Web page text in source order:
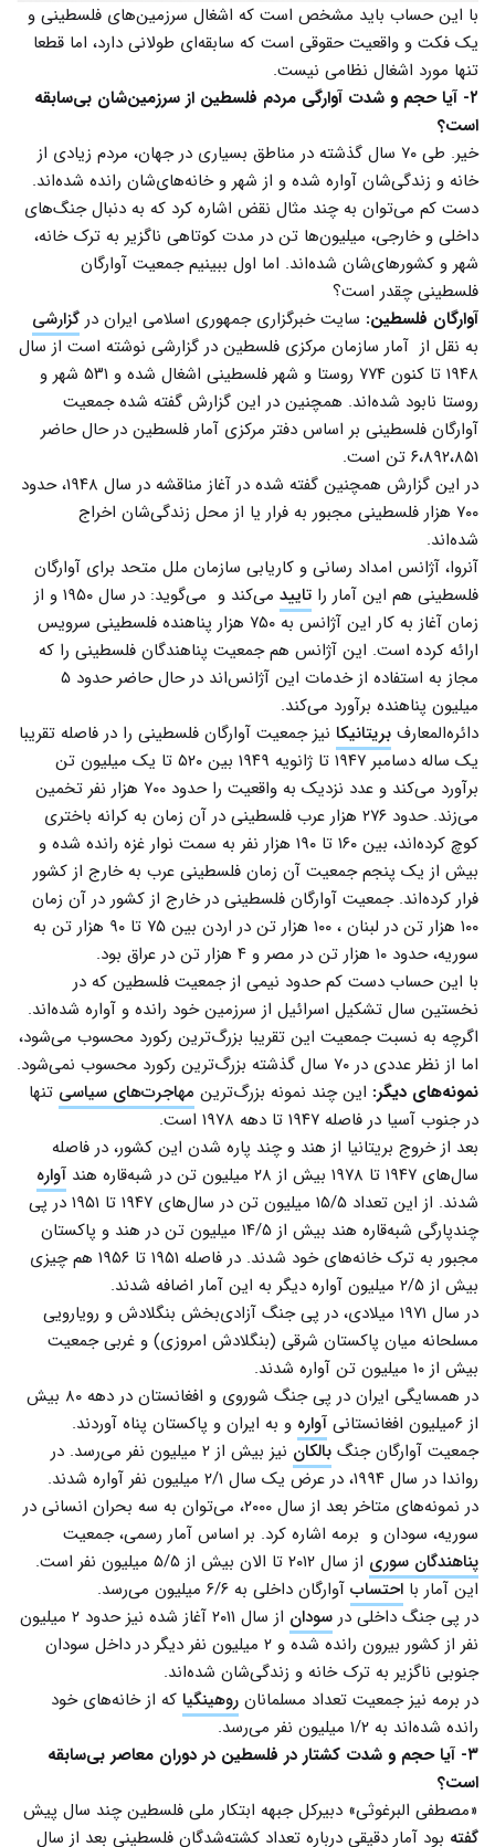
با این حساب باید مشخص است که اشغال سرزمین‌های فلسطینی و
یک فکت و واقعیت حقوقی است که سابقه‌ای طولانی دارد، اما قطعا
تنها مورد اشغال نظامی نیست.
۲- آیا حجم و شدت آوارگی مردم فلسطین از سرزمین‌شان بی‌سابقه
است؟
خیر. طی ۷۰ سال گذشته در مناطق بسیاری در جهان، مردم زیادی از
خانه و زندگی‌شان آواره شده‌ و از شهر و خانه‌های‌شان رانده شده‌اند.
دست کم می‌توان به چند مثال نقض اشاره کرد که به دنبال جنگ‌های
داخلی و خارجی، میلیون‌‌ها تن در مدت کوتاهی ناگزیر به ترک خانه،
شهر و کشورهای‌شان شده‌اند. اما اول ببینیم جمعیت آوارگان
فلسطینی چقدر است؟
آوارگان فلسطین: سایت خبرگزاری جمهوری اسلامی ایران در گزارشی
به نقل از آمار سازمان مرکزی فلسطین در گزارشی نوشته است از سال
۱۹۴۸ تا کنون ۷۷۴ روستا و شهر فلسطینی اشغال شده و ۵۳۱ شهر و
روستا نابود شده‌اند. همچنین در این گزارش گفته شده جمعیت
آوارگان فلسطینی بر اساس دفتر مرکزی آمار فلسطین در حال حاضر
۶،۸۹۲،۸۵۱ تن است.
در این گزارش همچنین گفته شده در آغاز مناقشه در سال ۱۹۴۸، حدود
۷۰۰ هزار فلسطینی مجبور به فرار یا از محل زندگی‌شان اخراج
شده‌اند.
آنروا، آژانس امداد رسانی و کاریابی سازمان ملل متحد برای آوارگان
فلسطینی هم این آمار را تایید
می‌کند و می‌گوید: در سال ۱۹۵۰ و از
زمان آغاز به کار این آژانس به ۷۵۰ هزار پناهنده فلسطینی سرویس
ارائه کرده است. این آژانس هم جمعیت پناهندگان فلسطینی را که
مجاز به استفاده از خدمات این آژانس‌اند در حال حاضر حدود ۵
میلیون پناهنده برآورد می‌کند.
دائره‌المعارف بریتانیکا نیز جمعیت آوارگان فلسطینی را در فاصله تقریبا
یک ساله دسامبر ۱۹۴۷ تا ژانویه ۱۹۴۹ بین ۵۲۰ تا یک میلیون تن
برآورد می‌کند و عدد نزدیک به واقعیت را حدود ۷۰۰ هزار نفر تخمین
می‌زند. حدود ۲۷۶ هزار عرب فلسطینی در آن زمان به کرانه باختری
کوچ کرده‌اند، بین ۱۶۰ تا ۱۹۰ هزار نفر به سمت نوار غزه رانده شده و
بیش از یک پنجم جمعیت آن زمان فلسطینی عرب‌ به خارج از کشور
فرار کرده‌اند. جمعیت آوارگان فلسطینی در خارج از کشور در آن زمان
۱۰۰ هزار تن در لبنان ، ۱۰۰ هزار تن در اردن بین ۷۵ تا ۹۰ هزار تن به
سوریه، حدود ۱۰ هزار تن در مصر و ۴ هزار تن در عراق بود.
با این حساب دست کم حدود نیمی از جمعیت فلسطین که در
نخستین سال تشکیل اسرائیل از سرزمین خود رانده و آواره شده‌اند.
اگرچه به نسبت جمعیت این تقریبا بزرگ‌ترین رکورد محسوب می‌شود،
اما از نظر عددی در ۷۰ سال گذشته بزرگ‌ترین رکورد محسوب نمی‌شود.
نمونه‌های دیگر: این چند نمونه بزرگ‌ترین مهاجرت‌های سیاسی تنها
در جنوب آسیا در فاصله ۱۹۴۷ تا دهه ۱۹۷۸ است.
بعد از خروج بریتانیا از هند و چند پاره شدن این کشور، در فاصله
سال‌های ۱۹۴۷ تا ۱۹۷۸ بیش از ۲۸ میلیون تن در شبه‌قاره هند
آواره
شدند. از این تعداد ۱۵/۵ میلیون تن در سال‌‌های ۱۹۴۷ تا ۱۹۵۱ در پی
چندپارگی شبه‌قاره هند بیش از ۱۴/۵ میلیون تن در هند و پاکستان
مجبور به ترک خانه‌های خود شدند. در فاصله ۱۹۵۱ تا ۱۹۵۶ هم چیزی
بیش از ۲/۵ میلیون آواره دیگر به این آمار اضافه شدند.
در سال ۱۹۷۱ میلادی، در پی جنگ‌ آزادی‌بخش بنگلادش و رویارویی
مسلحانه میان پاکستان شرقی (بنگلادش امروزی) و غربی جمعیت
بیش از ۱۰ میلیون تن آواره شدند.
در همسایگی ایران در پی جنگ شوروی و افغانستان در دهه ۸۰ بیش
از ۶میلیون افغانستانی
آواره و به ایران و پاکستان پناه آوردند.
جمعیت آوارگان جنگ بالکان
نیز بیش از ۲ میلیون نفر می‌رسد. در
رواندا در سال ۱۹۹۴، در عرض یک سال ۲/۱ میلیون نفر آواره شدند.
در نمونه‌های متاخر بعد از سال ۲۰۰۰، می‌توان به سه بحران انسانی در
سوریه، سودان و برمه اشاره کرد. بر اساس آمار رسمی، جمعیت
پناهندگان سوری
از سال ۲۰۱۲ تا الان بیش از ۵/۵ میلیون نفر است.
این آمار با احتساب آوارگان داخلی به ۶/۶ میلیون می‌رسد.
در پی جنگ داخلی در سودان
از سال ۲۰۱۱ آغاز شده نیز حدود ۲ میلیون
نفر از کشور بیرون رانده شده و ۲ میلیون نفر دیگر در داخل سودان
جنوبی ناگزیر به ترک خانه و زندگی‌شان شده‌اند.
در برمه نیز جمعیت تعداد مسلمانان روهینگیا که از خانه‌های خود
رانده شده‌اند به ۱/۲ میلیون نفر می‌رسد.
۳- آیا حجم و شدت کشتار در فلسطین در دوران معاصر بی‌سابقه
است؟
«مصطفی البرغوثی» دبیرکل جبهه ابتکار ملی فلسطین چند سال پیش
گفته بود آمار دقیقی درباره تعداد کشته‌شدگان فلسطینی بعد از سال